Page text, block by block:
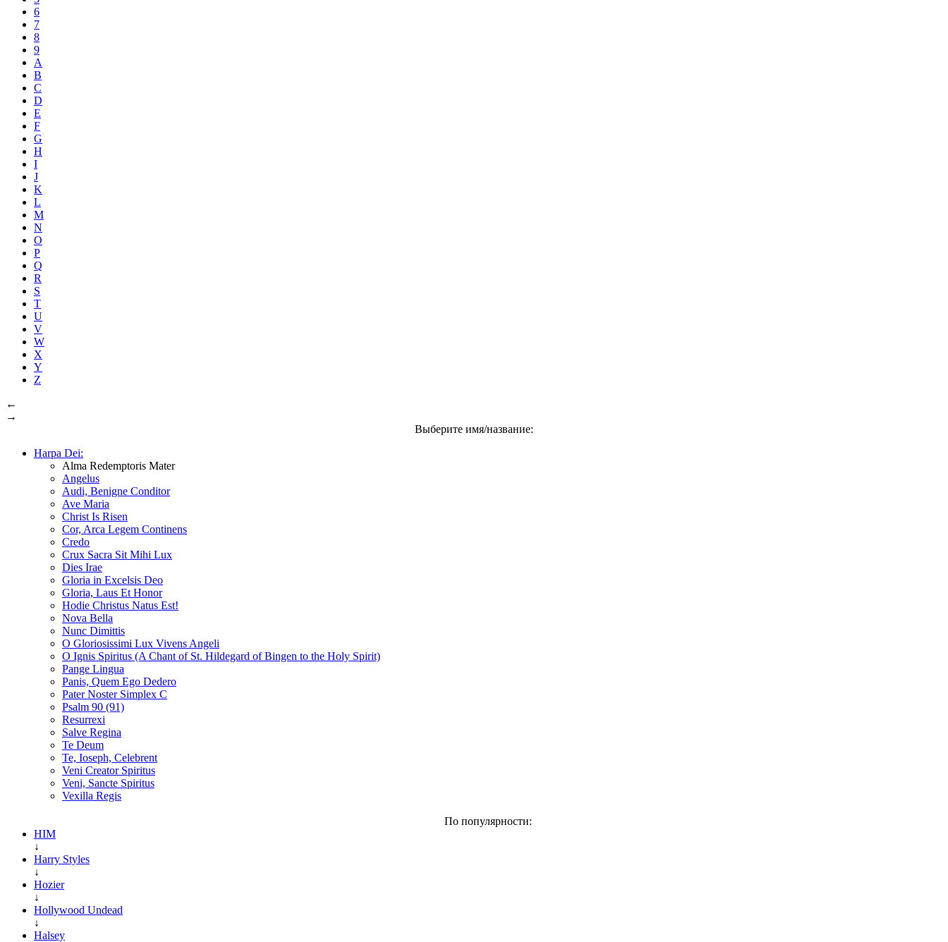
6
7
8
9
A
B
C
D
E
F
G
H
I
J
K
L
M
N
O
P
Q
R
S
T
U
V
W
X
Y
Z
←
→
Выберите имя/название:
Harpa Dei:
Alma Redemptoris Mater
Angelus
Audi, Benigne Conditor
Ave Maria
Christ Is Risen
Cor, Arca Legem Continens
Credo
Crux Sacra Sit Mihi Lux
Dies Irae
Gloria in Excelsis Deo
Gloria, Laus Et Honor
Hodie Christus Natus Est!
Nova Bella
Nunc Dimittis
O Gloriosissimi Lux Vivens Angeli
O Ignis Spiritus (A Chant of St. Hildegard of Bingen to the Holy Spirit)
Pange Lingua
Panis, Quem Ego Dedero
Pater Noster Simplex C
Psalm 90 (91)
Resurrexi
Salve Regina
Te Deum
Te, Ioseph, Celebrent
Veni Creator Spiritus
Veni, Sancte Spiritus
Vexilla Regis
По популярности:
HIM
↓
Harry Styles
↓
Hozier
↓
Hollywood Undead
↓
Halsey